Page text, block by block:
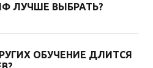
ЛУЧШЕ ВЫБРАТЬ?
ОБУЧЕНИЕ ДЛИТСЯ